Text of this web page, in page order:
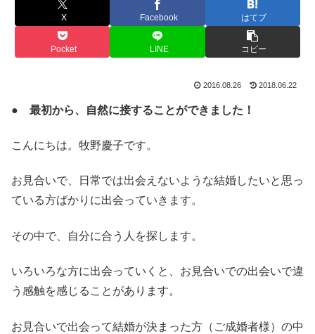
X Facebook はてブ
Pocket LINE コピー
2016.08.26 2018.06.22
● 最初から、自然に接することができました！
こんにちは。牧野慶子です。
お見合いで、日常では出会えないような結婚したいと思っ
ている方ばかりに出会っていきます。
その中で、自分に合う人を探します。
いろいろな方に出会っていくと、お見合いでの出会いで違
う感触を感じることがあります。
お見合いで出会って結婚が決まった方（ご成婚者様）の中